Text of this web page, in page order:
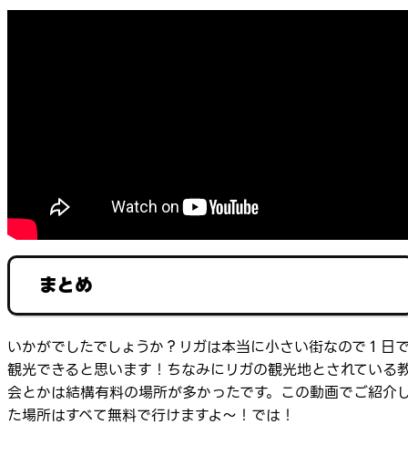
まとめ
いかがでしたでしょうか？リガは本当に小さい街なので１日
観光できると思います！ちなみにリガの観光地とされている
会とかは結構有料の場所が多かったです。この動画でご紹介
た場所はすべて無料で行けますよ～！では！